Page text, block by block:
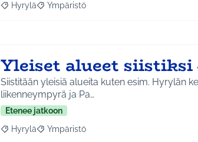
Rajaa tulokset aihepiirin mukaan: Hyrylä
Hyrylä Rajaa tulokset teeman mukaan: Ympäristö
Ympäristö
Yleiset alueet siistiksi
Siistitään yleisiä alueita kuten esim. Hyrylän
liikenneympyrä ja Pa…
Etenee jatkoon
Rajaa tulokset aihepiirin mukaan: Hyrylä
Hyrylä Rajaa tulokset teeman mukaan: Ympäristö
Ympäristö